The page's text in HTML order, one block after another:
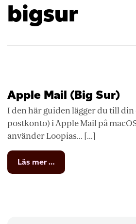
bigsur
Apple Mail (Big Sur)
I den här guiden lägger du till din
postkonto) i Apple Mail på
använder Loopias... [...]
Läs mer …
Apple